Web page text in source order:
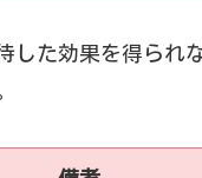
した効果を得られ